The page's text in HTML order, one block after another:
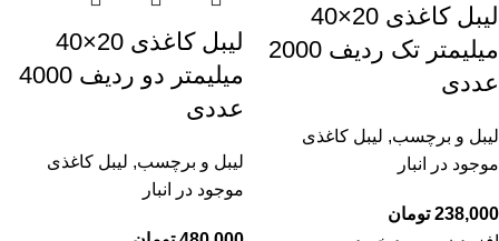
لیبل کاغذی 20×40
میلیمتر تک ردیف 2000
عددی
لیبل و برچسب, لیبل کاغذی
موجود در انبار
238,000 تومان
لیبل کاغذی 20×40
میلیمتر دو ردیف 4000
عددی
لیبل و برچسب, لیبل کاغذی
موجود در انبار